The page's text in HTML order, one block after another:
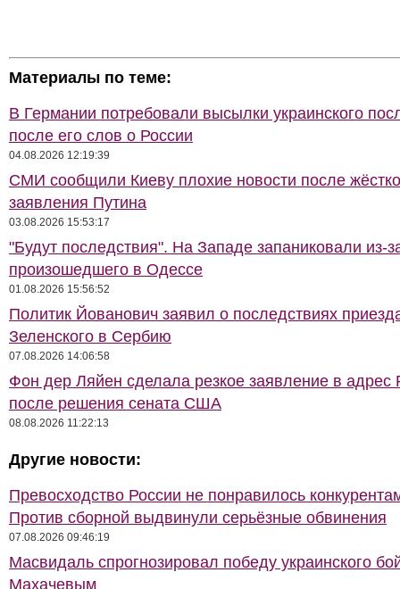
Материалы по теме:
В Германии потребовали высылки украинского
после его слов о России
04.08.2026 12:19:39
СМИ сообщили Киеву плохие новости после
заявления Путина
03.08.2026 15:53:17
"Будут последствия". На Западе запаниковали из-
произошедшего в Одессе
01.08.2026 15:56:52
Политик Йованович заявил о последствиях
Зеленского в Сербию
07.08.2026 14:06:58
Фон дер Ляйен сделала резкое заявление в адрес
после решения сената США
08.08.2026 11:22:13
Другие новости:
Превосходство России не понравилось
Против сборной выдвинули серьёзные обвинения
07.08.2026 09:46:19
Масвидаль спрогнозировал победу украинского
Махачевым